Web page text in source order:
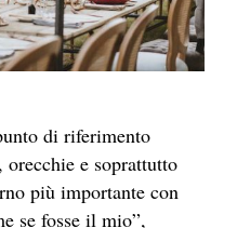
di riferimento
e soprattutto
più importante con
se fosse il mio”,